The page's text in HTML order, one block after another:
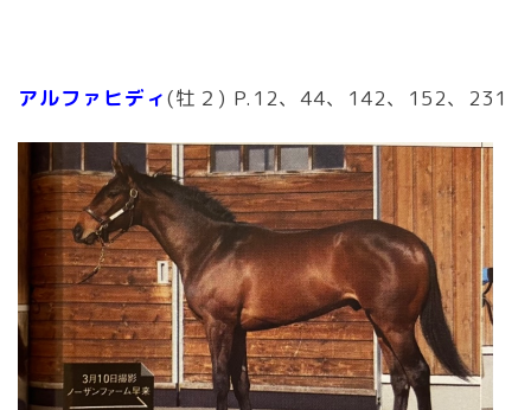
アルファヒディ(牡２) P.12、44、142、152、231